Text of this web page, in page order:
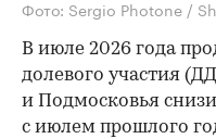
Фото: Sergio Photone /
В июле 2026 года
долевого участия
и Подмосковья
с июлем прошлого